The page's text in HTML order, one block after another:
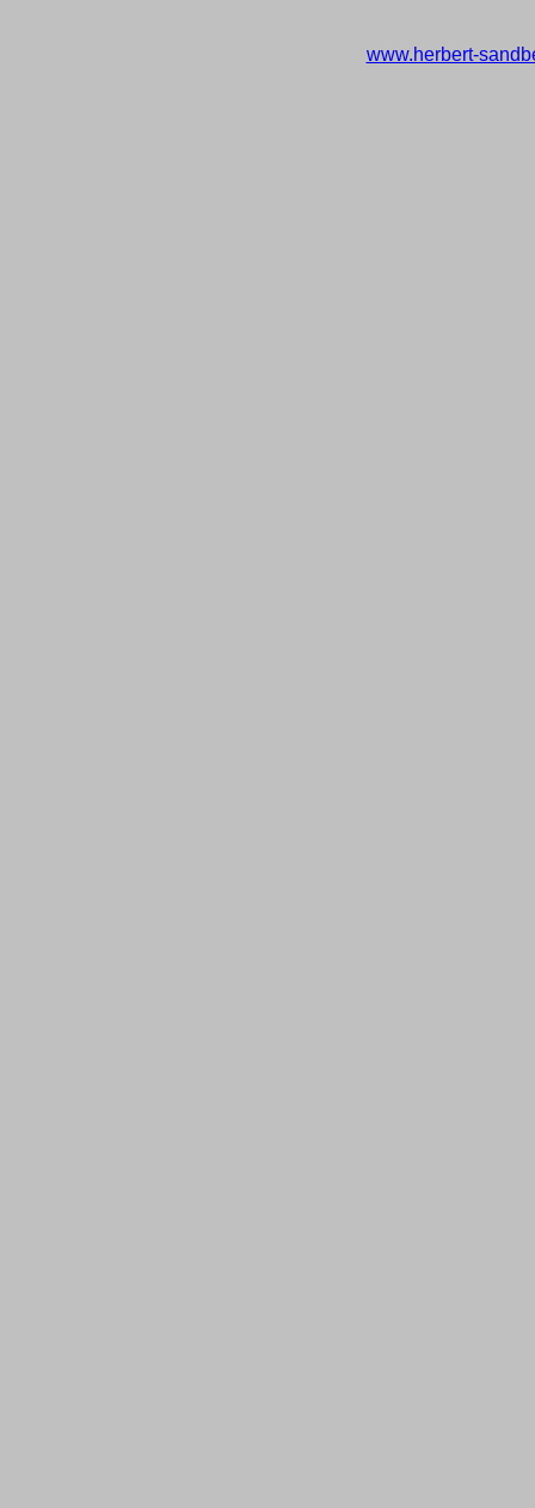
www.herbert-